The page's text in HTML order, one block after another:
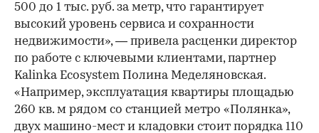
500 до 1 тыс. руб. за метр, что гарантирует
высокий уровень сервиса и сохранности
недвижимости», — привела расценки директор
по работе с ключевыми клиентами, партнер
Kalinka Ecosystem Полина Меделяновская.
«Например, эксплуатация квартиры площадью
260 кв. м рядом со станцией метро «Полянка»,
двух машино-мест и кладовки стоит порядка 110